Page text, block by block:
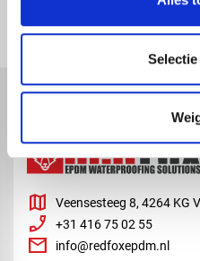
map Veensesteeg 8, 4264 KG
phone_enabled +31 416 75 02 55
mail info@redfoxepdm.nl